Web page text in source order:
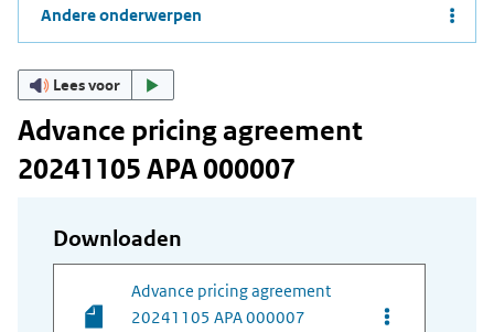
Andere onderwerpen
Lees voor
Advance pricing agreement
20241105 APA 000007
Downloaden
Advance pricing agreement
20241105 APA 000007
Opties van